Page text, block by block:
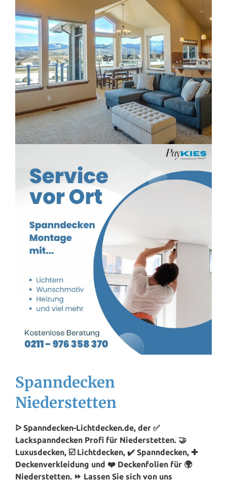
Spanndecken
Niederstetten
ᐅ Spanndecken-Lichtdecken.de, der ✅
Lackspanndecken Profi für Niederstetten. 🤝
Luxusdecken, ☑️ Lichtdecken, ✔️ Spanndecken, ✚
Deckenverkleidung und ❤️ Deckenfolien für 🌍
Niederstetten. ⏩ Lassen Sie sich von uns